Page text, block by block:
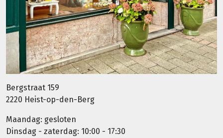
Bergstraat 159
2220 Heist-op-den-Berg
Maandag: gesloten
Dinsdag - zaterdag: 10:00 - 17:30